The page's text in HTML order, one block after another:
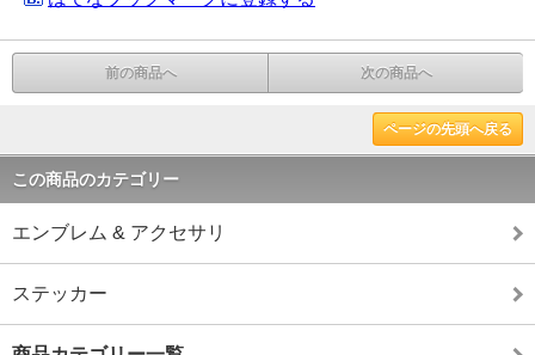
前の商品へ 次の商品へ
ページの先頭へ戻る
この商品のカテゴリー
エンブレム & アクセサリ
ステッカー